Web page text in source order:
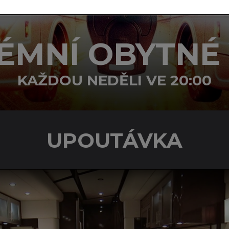
KAŽDOU NEDĚLI VE 20:00
UPOUTÁVKA